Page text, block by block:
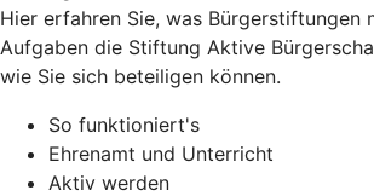
Hier erfahren Sie, was Bürgerstiftungen
Aufgaben die Stiftung Aktive
wie Sie sich beteiligen können.
So funktioniert's
Ehrenamt und Unterricht
Aktiv werden